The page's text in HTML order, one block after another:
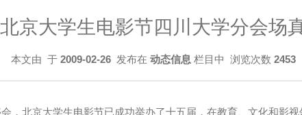
京大学生电影节四川大学分会场
本文由 于 2009-02-26 发布在 动态信息 栏目中 浏览次数 2453
，北京大学生电影节已成功举办了十五届，在教育、文化和影